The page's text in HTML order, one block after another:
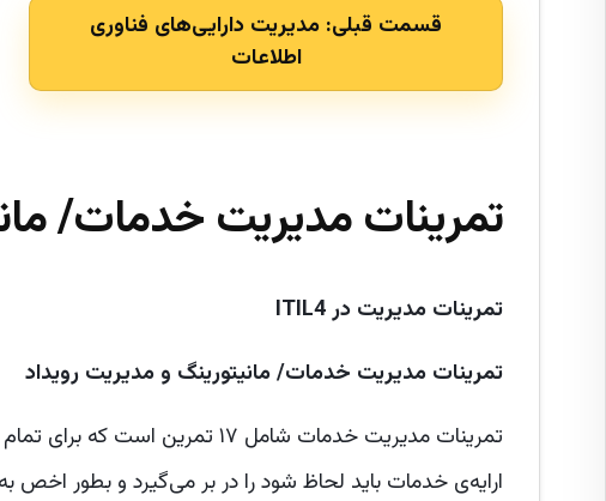
قسمت قبلی: مدیریت دارایی‌های فناوری
اطلاعات
تمرینات مدیریت خدمات/
تمرینات مدیریت درITIL4
تمرینات مدیریت خدمات/مانیتورینگ و مدیریت رویداد
تمرینات مدیریت خدمات شامل ۱۷
ارایه‌ی خدمات باید لحاظ شود را در بر می‌گیرد و بطور اخص